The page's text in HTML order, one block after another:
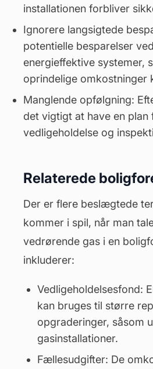
installationen forbliver
Ignorere langsigtede
potentielle besparelser
energieffektive systemer,
oprindelige omkostninger
Manglende opfølgning:
det vigtigt at have en
vedligeholdelse og
Relaterede
Der er flere beslægtede
kommer i spil, når man
vedrørende gas i en
inkluderer:
Vedligeholdelsesfond:
kan bruges til større
opgraderinger, såsom
gasinstallationer.
Fællesudgifter: De